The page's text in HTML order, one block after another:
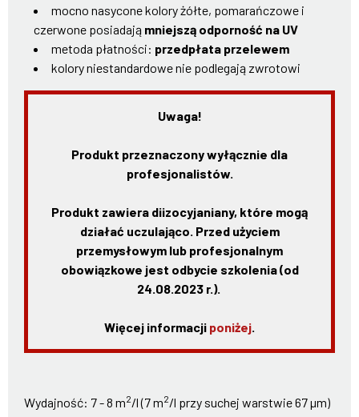
mocno nasycone kolory żółte, pomarańczowe i
czerwone posiadają mniejszą odporność na UV
metoda płatności: przedpłata przelewem
kolory niestandardowe nie podlegają zwrotowi
Uwaga!
Produkt przeznaczony wyłącznie dla
profesjonalistów.
Produkt zawiera diizocyjaniany, które mogą
działać uczulająco. Przed użyciem
przemysłowym lub profesjonalnym
obowiązkowe jest odbycie szkolenia (od
24.08.2023 r.).
Więcej informacji poniżej.
Wydajność: 7 - 8 m2/l (7 m2/l przy suchej warstwie 67 µm)